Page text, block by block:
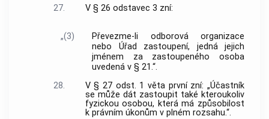
27. V § 26 odstavec 3 zní:
„(3)
Převezme-li odborová organizace
nebo Úřad zastoupení, jedná jejich
jménem za zastoupeného osoba
uvedená v § 21.“.
28.
V § 27 odst. 1 věta první zní: „Účastník
se může dát zastoupit také kteroukoliv
fyzickou osobou, která má způsobilost
k právním úkonům v plném rozsahu.“.